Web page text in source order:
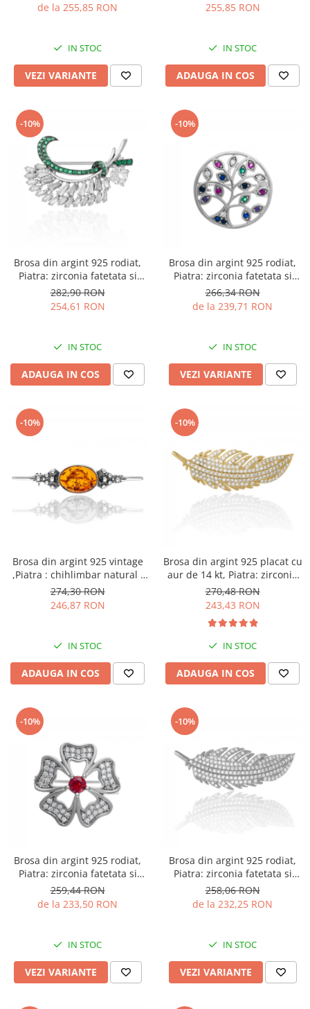
transparenta
de la 255,85 RON
IN STOC
VEZI VARIANTE
Culoare ; verde, alb si
albastru,
255,85 RON
IN STOC
ADAUGA IN COS
-10%
Brosa din argint 925 rodiat,
Piatra: zirconia fatetata si
cubic zirconia , Culoare: verde
si transparent
282,90 RON
254,61 RON
IN STOC
ADAUGA IN COS
-10%
Brosa din argint 925 rodiat,
Piatra: zirconia fatetata si
cubic zirconia, Culoare:
multicolor, Sonis Silver
266,34 RON
de la 239,71 RON
IN STOC
VEZI VARIANTE
-10%
Brosa din argint 925 vintage
,Piatra : chihlimbar natural ,
Culoare: maro cognac,
274,30 RON
246,87 RON
IN STOC
ADAUGA IN COS
-10%
Brosa din argint 925 placat cu
aur de 14 kt, Piatra: zirconia
fatetata si cubic zirconia,
Culoare: transparenta
270,48 RON
243,43 RON
IN STOC
ADAUGA IN COS
-10%
Brosa din argint 925 rodiat,
Piatra: zirconia fatetata si
cubic zirconia, Culoare:
transparent si rosu, Sonis
Silver
259,44 RON
de la 233,50 RON
IN STOC
VEZI VARIANTE
-10%
Brosa din argint 925 rodiat,
Piatra: zirconia fatetata si
cubic zirconia, Culoare:
transparent
258,06 RON
de la 232,25 RON
IN STOC
VEZI VARIANTE